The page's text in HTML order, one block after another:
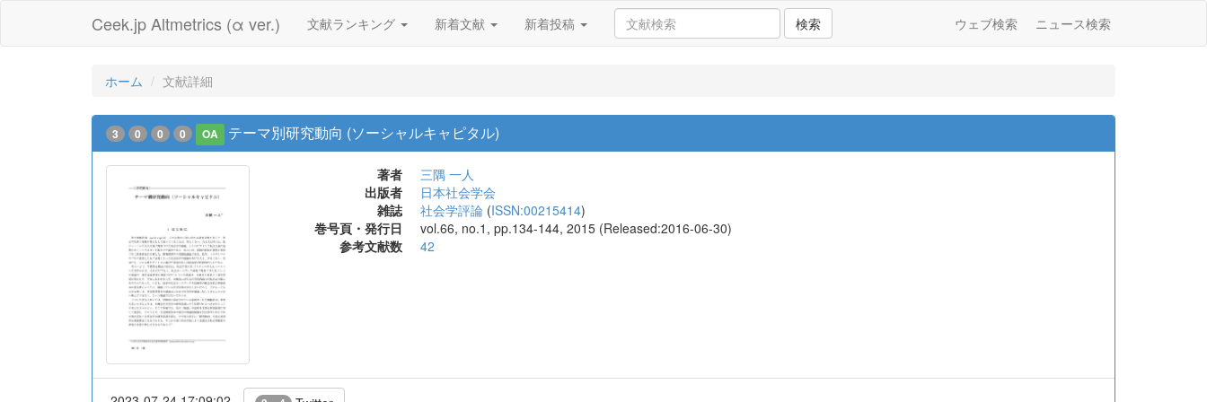
Ceek.jp Altmetrics (α ver.) 文献ランキング 新着文献 新着投稿 検索 ウェブ検索 ニュース検索
ホーム 文献詳細
3 0 0 0 OA テーマ別研究動向 (ソーシャルキャピタル)
著者
三隅 一人
出版者
日本社会学会
雑誌
社会学評論 (ISSN:00215414)
巻号頁・発行日
vol.66, no.1, pp.134-144, 2015 (Released:2016-06-30)
参考文献数
42